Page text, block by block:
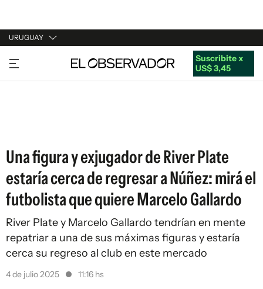
URUGUAY
URUGUAY
ARGENTINA
Suscribite x
US$ 3,45
Una figura y exjugador de River Plate
estaría cerca de regresar a Núñez: mirá el
futbolista que quiere Marcelo Gallardo
River Plate y Marcelo Gallardo tendrían en mente
repatriar a una de sus máximas figuras y estaría
cerca su regreso al club en este mercado
4 de julio 2025 11:16 hs